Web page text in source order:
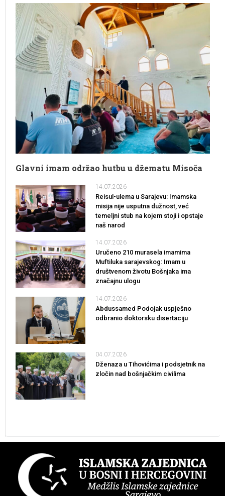
Glavni imam održao hutbu u džematu Misoča
14.07.2026
Reisul-ulema u Sarajevu: Imamska
misija nije usputna dužnost, već
temeljni stub na kojem stoji i opstaje
naš narod
14.07.2026
Uručeno 210 murasela imamima
Muftiluka sarajevskog: Imam u
društvenom životu Bošnjaka ima
značajnu ulogu
14.07.2026
Abdussamed Podojak uspješno
odbranio doktorsku disertaciju
04.07.2026
Dženaza u Tihovićima i podsjetnik na
zločin nad bošnjačkim civilima